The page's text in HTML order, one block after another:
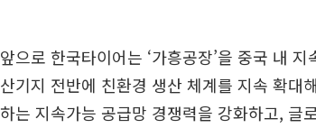
앞으로 한국타이어는 ‘가흥공장’을 중국 내
산기지 전반에 친환경 생산 체계를 지속 확대
하는 지속가능 공급망 경쟁력을 강화하고, 글